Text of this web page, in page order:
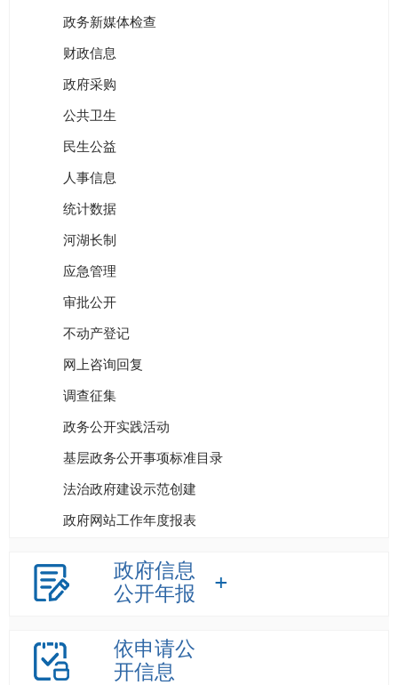
政务新媒体检查
财政信息
政府采购
公共卫生
民生公益
人事信息
统计数据
河湖长制
应急管理
审批公开
不动产登记
网上咨询回复
调查征集
政务公开实践活动
基层政务公开事项标准目录
法治政府建设示范创建
政府网站工作年度报表
政府信息
公开年报
依申请公
开信息